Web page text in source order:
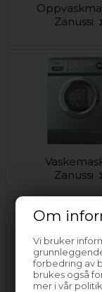
Om
Vi bruker
forbedring av
brukes også
mer i vår
Zanussi
Zanussi